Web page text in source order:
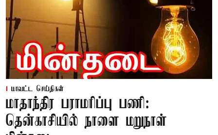
மாவட்ட செய்திகள்
மாதாந்திர பராமரிப்பு பணி:
தென்காசியில் நாளை மறுநாள்